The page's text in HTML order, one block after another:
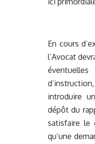
En cours
l’Avocat
introduire
dépôt du
satisfaire le
qu’une